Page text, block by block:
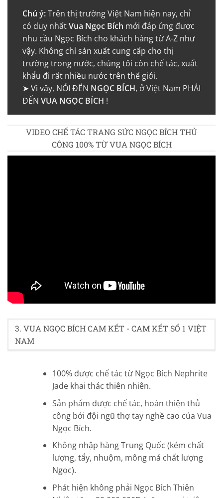
Chú ý:Trên thị trường Việt Nam hiện nay, chỉ
có duy nhấtVua Ngọc Bích mới đáp ứng được
nhu cầu Ngọc Bích cho khách hàng từ A-Z như
vậy. Không chỉ sản xuất cung cấp cho thị
trường trong nước, chúng tôi còn chế tác, xuất
khẩu đi rất nhiều nước trên thế giới.
➤ Vì vậy, NÓI ĐẾN NGỌC BÍCH, ở Việt Nam PHẢI
ĐẾN VUA NGỌC BÍCH !
VIDEO CHẾ TÁC TRANG SỨC NGỌC BÍCH THỦ
CÔNG 100% TỪ VUA NGỌC BÍCH
4.9/5 - (26 bình chọn)
3. VUA NGỌC BÍCH CAM KẾT - CAM KẾT SỐ 1 VIỆT
NAM
100% được chế tác từ Ngọc Bích Nephrite
Jade khai thác thiên nhiên.
Sản phẩm được chế tác, hoàn thiện thủ
công bởi đội ngũ thợ tay nghề cao của Vua
Ngọc Bích.
Không nhập hàng Trung Quốc (kém chất
lượng, tẩy, nhuộm, mông má chất lượng
Ngọc).
Phát hiện không phải Ngọc Bích Thiên